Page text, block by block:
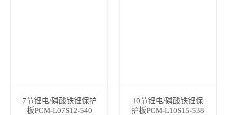
7节锂电/磷酸铁锂保护
板PCM-L07S12-540
10节锂电/磷酸铁锂保
护板PCM-L10S15-538